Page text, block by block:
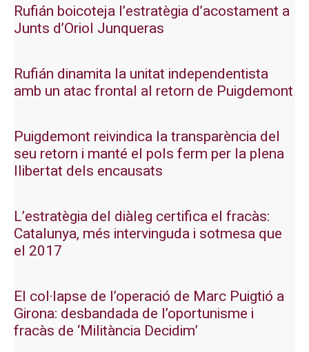
Rufián boicoteja l’estratègia d’acostament a
Junts d’Oriol Junqueras
Rufián dinamita la unitat independentista
amb un atac frontal al retorn de Puigdemont
Puigdemont reivindica la transparència del
seu retorn i manté el pols ferm per la plena
llibertat dels encausats
L’estratègia del diàleg certifica el fracàs:
Catalunya, més intervinguda i sotmesa que
el 2017
El col·lapse de l’operació de Marc Puigtió a
Girona: desbandada de l’oportunisme i
fracàs de ‘Militància Decidim’